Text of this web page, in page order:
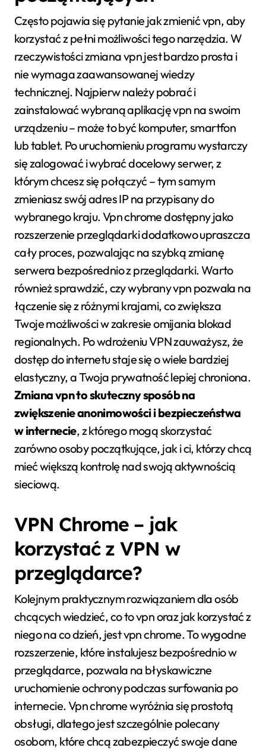
Często pojawia się pytanie jak zmienić vpn, aby
korzystać z pełni możliwości tego narzędzia. W
rzeczywistości zmiana vpn jest bardzo prosta i
nie wymaga zaawansowanej wiedzy
technicznej. Najpierw należy pobrać i
zainstalować wybraną aplikację vpn na swoim
urządzeniu – może to być komputer, smartfon
lub tablet. Po uruchomieniu programu wystarczy
się zalogować i wybrać docelowy serwer, z
którym chcesz się połączyć – tym samym
zmieniasz swój adres IP na przypisany do
wybranego kraju. Vpn chrome dostępny jako
rozszerzenie przeglądarki dodatkowo upraszcza
cały proces, pozwalając na szybką zmianę
serwera bezpośrednio z przeglądarki. Warto
również sprawdzić, czy wybrany vpn pozwala na
łączenie się z różnymi krajami, co zwiększa
Twoje możliwości w zakresie omijania blokad
regionalnych. Po wdrożeniu VPN zauważysz, że
dostęp do internetu staje się o wiele bardziej
elastyczny, a Twoja prywatność lepiej chroniona.
Zmiana vpn to skuteczny sposób na
zwiększenie anonimowości i bezpieczeństwa
w internecie, z którego mogą skorzystać
zarówno osoby początkujące, jak i ci, którzy chcą
mieć większą kontrolę nad swoją aktywnością
sieciową.
VPN Chrome – jak
korzystać z VPN w
przeglądarce?
Kolejnym praktycznym rozwiązaniem dla osób
chcących wiedzieć, co to vpn oraz jak korzystać z
niego na co dzień, jest vpn chrome. To wygodne
rozszerzenie, które instalujesz bezpośrednio w
przeglądarce, pozwala na błyskawiczne
uruchomienie ochrony podczas surfowania po
internecie. Vpn chrome wyróżnia się prostotą
obsługi, dlatego jest szczególnie polecany
osobom, które chcą zabezpieczyć swoje dane